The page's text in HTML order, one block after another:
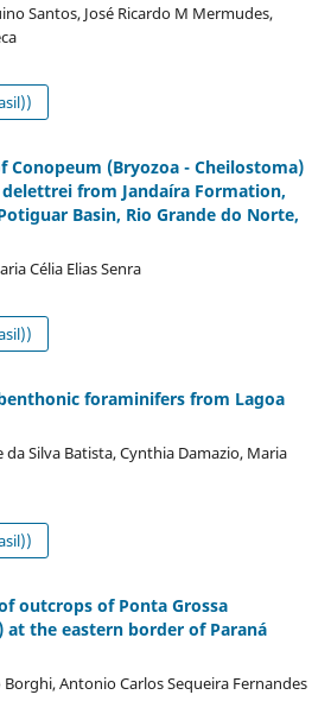
Santos, José Ricardo M Mermudes,
(Bryozoa - Cheilostoma)
from Jandaíra Formation,
Basin, Rio Grande do Norte,
Célia Elias Senra
foraminifers from Lagoa
da Silva Batista, Cynthia Damazio, Maria
outcrops of Ponta Grossa
at the eastern border of Paraná
Antonio Carlos Sequeira Fernandes